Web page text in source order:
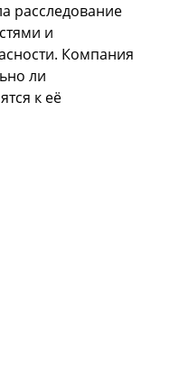
расследование
и
Компания
ли
к её